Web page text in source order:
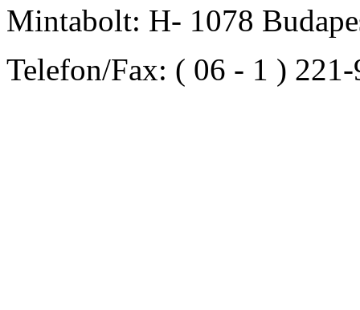
Mintabolt: H- 1078
Telefon/Fax: ( 06 - 1 )